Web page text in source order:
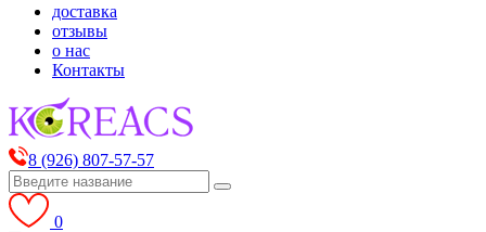
доставка
отзывы
о нас
Контакты
8 (926) 807-57-57
0